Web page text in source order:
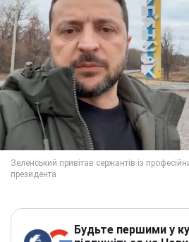
Будьте першими у